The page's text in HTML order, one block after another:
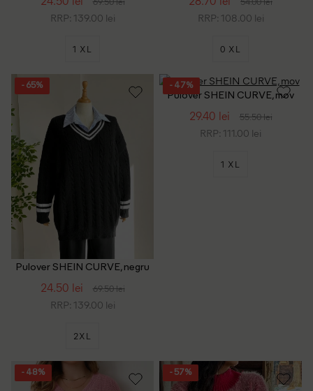
RRP: 139.00 lei
1 XL
RRP: 108.00 lei
0 XL
- 65%
Pulover SHEIN CURVE, negru
24.50 lei 69.50 lei
RRP: 139.00 lei
2XL
- 47%
Pulover SHEIN CURVE, mov
29.40 lei 55.50 lei
RRP: 111.00 lei
1 XL
- 48% - 57%